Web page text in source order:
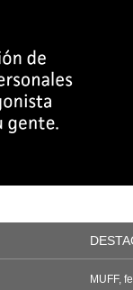
MUFF,